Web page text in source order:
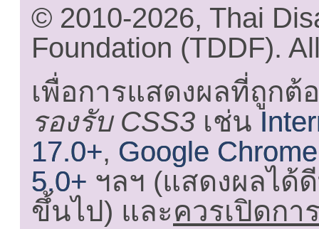
© 2010-2026, Thai
Foundation (TDDF).
เพื่อการแสดงผลที่ถูกต้
รองรับ CSS3 เช่น
17.0+, Google
5.0+ ฯลฯ (แสดงผลได้
ขึ้นไป) และควรเปิดกา